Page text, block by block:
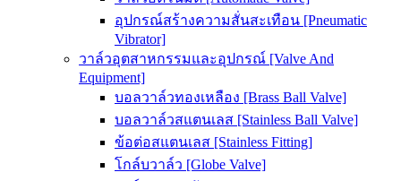
อุปกรณ์สร้างความสั่นสะเทือน [Pneumatic
Vibrator]
วาล์วอุตสาหกรรมและอุปกรณ์ [Valve And
Equipment]
บอลวาล์วทองเหลือง [Brass Ball Valve]
บอลวาล์วสแตนเลส [Stainless Ball Valve]
ข้อต่อสแตนเลส [Stainless Fitting]
โกล์บวาล์ว [Globe Valve]